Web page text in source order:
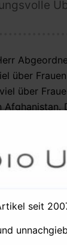
über
über
Afghanistan.
Rolle
aber
seit